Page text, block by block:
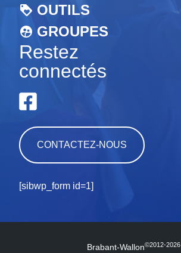
OUTILS
GROUPES
Restez
connectés
CONTACTEZ-NOUS
[sibwp_form id=1]
Brabant-Wallon©2012-2026